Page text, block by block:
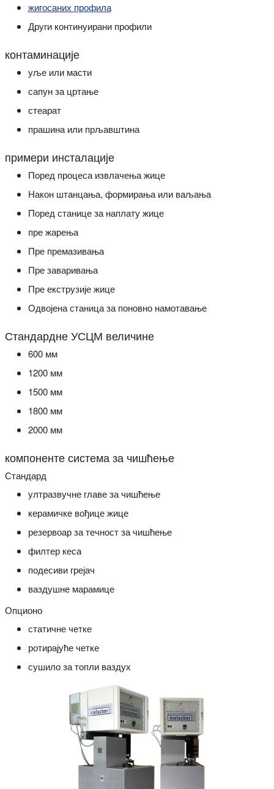
жигосаних профила
Други континуирани профили
контаминације
уље или масти
сапун за цртање
стеарат
прашина или прљавштина
примери инсталације
Поред процеса извлачења жице
Након штанцања, формирања или ваљања
Поред станице за наплату жице
пре жарења
Пре премазивања
Пре заваривања
Пре екструзије жице
Одвојена станица за поновно намотавање
Стандардне УСЦМ величине
600 мм
1200 мм
1500 мм
1800 мм
2000 мм
компоненте система за чишћење
Стандард
ултразвучне главе за чишћење
керамичке вођице жице
резервоар за течност за чишћење
филтер кеса
подесиви грејач
ваздушне марамице
Опционо
статичне четке
ротирајуће четке
сушило за топли ваздух